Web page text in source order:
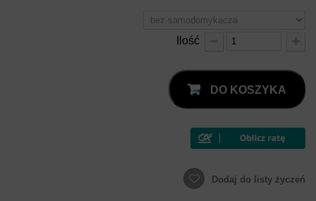
Ilość
DO KOSZYKA
Dodaj do listy życzeń